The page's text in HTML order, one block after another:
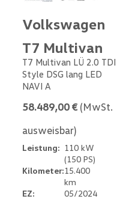
Volkswagen
T7 Multivan
T7 Multivan LÜ 2.0 TDI
Style DSG lang LED
NAVI A
58.489,00 € (MwSt.
ausweisbar)
Leistung: 110 kW
(150 PS)
Kilometer:15.400
km
EZ:
05/2024